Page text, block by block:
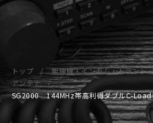
トップ
無線機・インカム・トランシ
アンテナ
SG2000 144MHz帯高利得ダブルC-Load